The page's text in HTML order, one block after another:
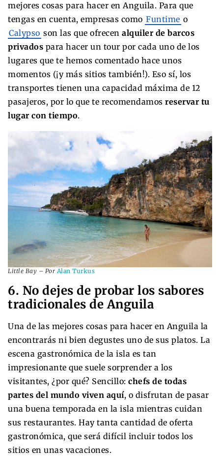
mejores cosas para hacer en Anguila. Para que
tengas en cuenta, empresas como Funtime o
Calypso son las que ofrecen alquiler de barcos
privados para hacer un tour por cada uno de los
lugares que te hemos comentado hace unos
momentos (¡y más sitios también!). Eso sí, los
transportes tienen una capacidad máxima de 12
pasajeros, por lo que te recomendamos reservar tu
lugar con tiempo.
Little Bay – Por Alan Turkus
6. No dejes de probar los sabores
tradicionales de Anguila
Una de las mejores cosas para hacer en Anguila la
encontrarás ni bien degustes uno de sus platos. La
escena gastronómica de la isla es tan
impresionante que suele sorprender a los
visitantes, ¿por qué? Sencillo: chefs de todas
partes del mundo viven aquí, o disfrutan de pasar
una buena temporada en la isla mientras cuidan
sus restaurantes. Hay tanta cantidad de oferta
gastronómica, que será difícil incluir todos los
sitios en unas vacaciones.